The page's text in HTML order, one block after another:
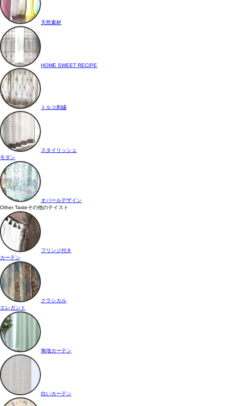
天然素材
HOME SWEET RECIPE
トルコ刺繍
スタイリッシュ
モダン
オパールデザイン
Other Tasteその他のテイスト
フリンジ付き
カーテン
クラシカル
エレガント
無地カーテン
白いカーテン